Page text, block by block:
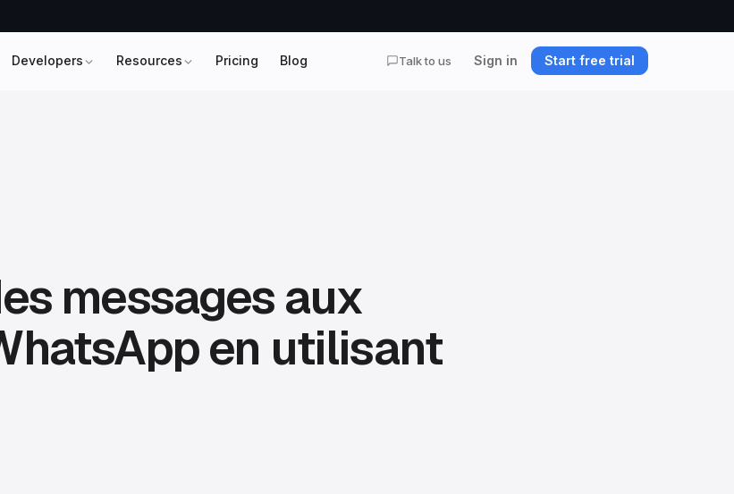
Developers Resources Pricing Blog Talk to us Sign in Start free trial
messages aux
en utilisant